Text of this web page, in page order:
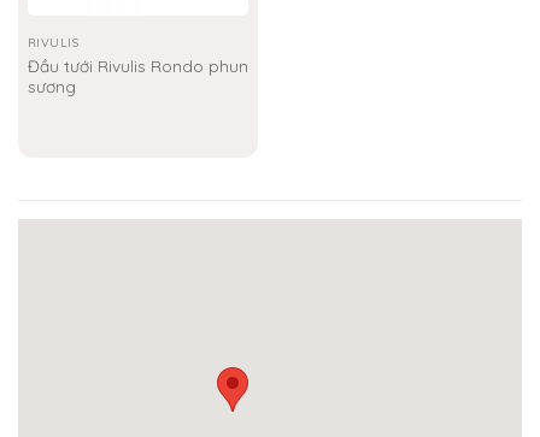
RIVULIS
Đầu tưới Rivulis Rondo phun
sương